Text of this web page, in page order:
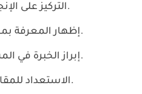
التركيز على الإنجازات التشغيلية والفنية.
إظهار المعرفة بمعايير السلامة الصناعية.
إبراز الخبرة في المشاريع البحرية إن وجدت.
الاستعداد للمقابلات الفنية المتخصصة.